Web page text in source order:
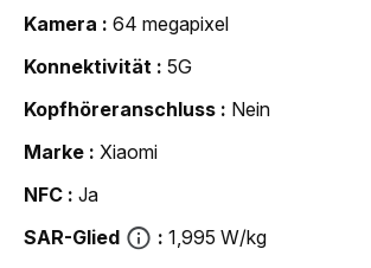
Kamera
64 megapixel
Konnektivität
5G
Kopfhöreranschluss
Nein
Marke
Xiaomi
NFC
Ja
SAR-Glied
1,995 W/kg